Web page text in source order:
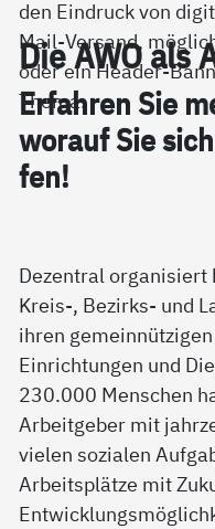
Die AWO als
Er­fah­ren Sie
wor­auf Sie
fen!
Dezentral
Kreis-, Bezirks- und
ihren
Einrichtungen und
230.000 Menschen
Arbeitgeber mit
vielen sozialen
Arbeitsplätze mit